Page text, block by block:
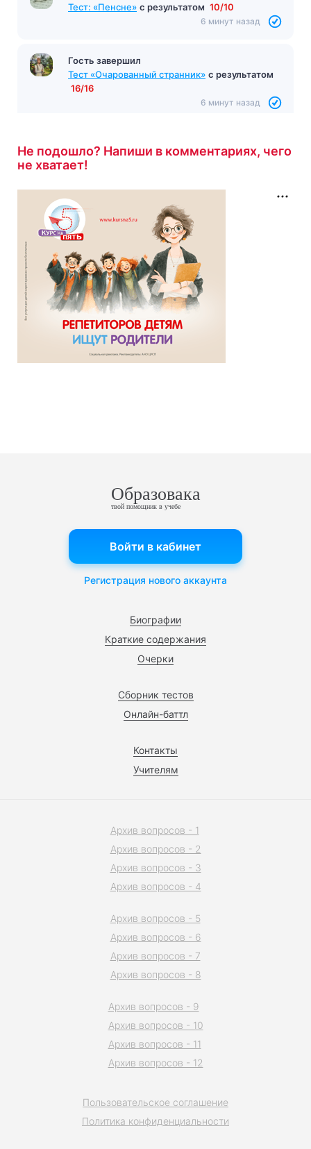
Тест: «Пенсне» с результатом 10/10
6 минут назад
Гость завершил
Тест «Очарованный странник» с результатом
16/16
6 минут назад
Не подошло? Напиши в комментариях, чего
не хватает!
Образовака
твой помощник в учебе
Биографии
Краткие содержания
Очерки
Сборник тестов
Онлайн-баттл
Контакты
Учителям
Войти в кабинет
Регистрация нового аккаунта
Пользовательское соглашение
Политика конфиденциальности
Архив вопросов - 1
Архив вопросов - 2
Архив вопросов - 3
Архив вопросов - 4
Архив вопросов - 5
Архив вопросов - 6
Архив вопросов - 7
Архив вопросов - 8
Архив вопросов - 9
Архив вопросов - 10
Архив вопросов - 11
Архив вопросов - 12